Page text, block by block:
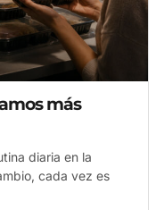
más
diaria en la
cada vez es